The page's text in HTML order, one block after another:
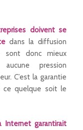
doivent se
dans la diffusion
sont donc mieux
pression
C’est la garantie
ce quelque soit le
Internet garantirait